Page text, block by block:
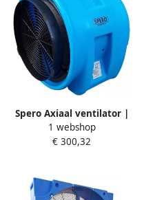
Spero Axiaal ventilator |
7560M3 H | dia:410mm |
830W SBL1002
1 webshop
€ 300,32